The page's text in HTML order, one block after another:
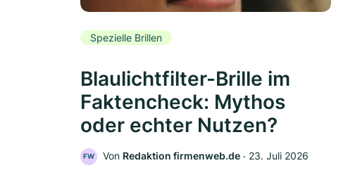
Spezielle Brillen
Blaulichtfilter-Brille im
Faktencheck: Mythos
oder echter Nutzen?
FW Von Redaktion firmenweb.de ‧ 23. Juli 2026